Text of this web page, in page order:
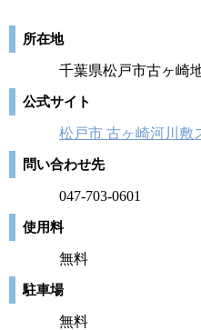
所在地
千葉県松戸市古ヶ崎
公式サイト
松戸市 古ヶ崎河川敷
問い合わせ先
047-703-0601
使用料
無料
駐車場
無料